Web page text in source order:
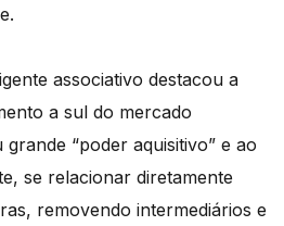
associativo destacou a
a sul do mercado
“poder aquisitivo” e ao
se relacionar diretamente
removendo intermediários e